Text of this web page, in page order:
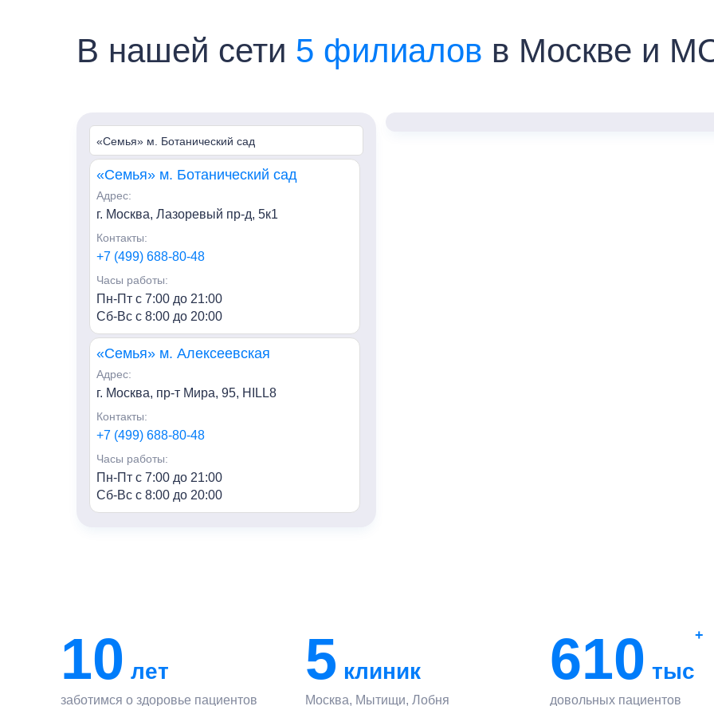
В нашей сети 5 филиалов в Москве и
«Семья» м. Ботанический сад
«Семья» м. Ботанический сад
Адрес:
г. Москва, Лазоревый пр-д, 5к1
Контакты:
+7 (499) 688-80-48
Часы работы:
Пн-Пт с 7:00 до 21:00
Сб-Вс с 8:00 до 20:00
«Семья» м. Алексеевская
Адрес:
г. Москва, пр-т Мира, 95, HILL8
Контакты:
+7 (499) 688-80-48
Часы работы:
Пн-Пт с 7:00 до 21:00
Сб-Вс с 8:00 до 20:00
Часы работы:
Пн-Пт с 7:00 до 21:00
Сб-Вс с 8:00 до 20:00
10 лет
заботимся о здоровье пациентов
5 клиник
Москва, Мытищи, Лобня
610 тыс
+
довольных пациентов